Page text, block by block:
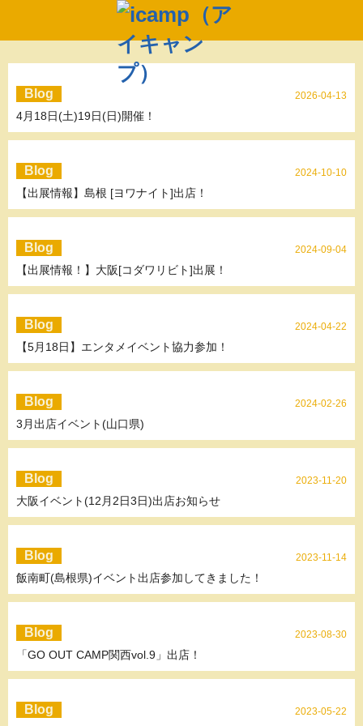
Blog 2026-04-13
4月18日(土)19日(日)開催！
Blog 2024-10-10
【出展情報】島根 [ヨワナイト]出店！
Blog 2024-09-04
【出展情報！】大阪[コダワリビト]出展！
Blog 2024-04-22
【5月18日】エンタメイベント協力参加！
Blog 2024-02-26
3月出店イベント(山口県)
Blog 2023-11-20
大阪イベント(12月2日3日)出店お知らせ
Blog 2023-11-14
飯南町(島根県)イベント出店参加してきました！
Blog 2023-08-30
「GO OUT CAMP関西vol.9」出店！
Blog 2023-05-22